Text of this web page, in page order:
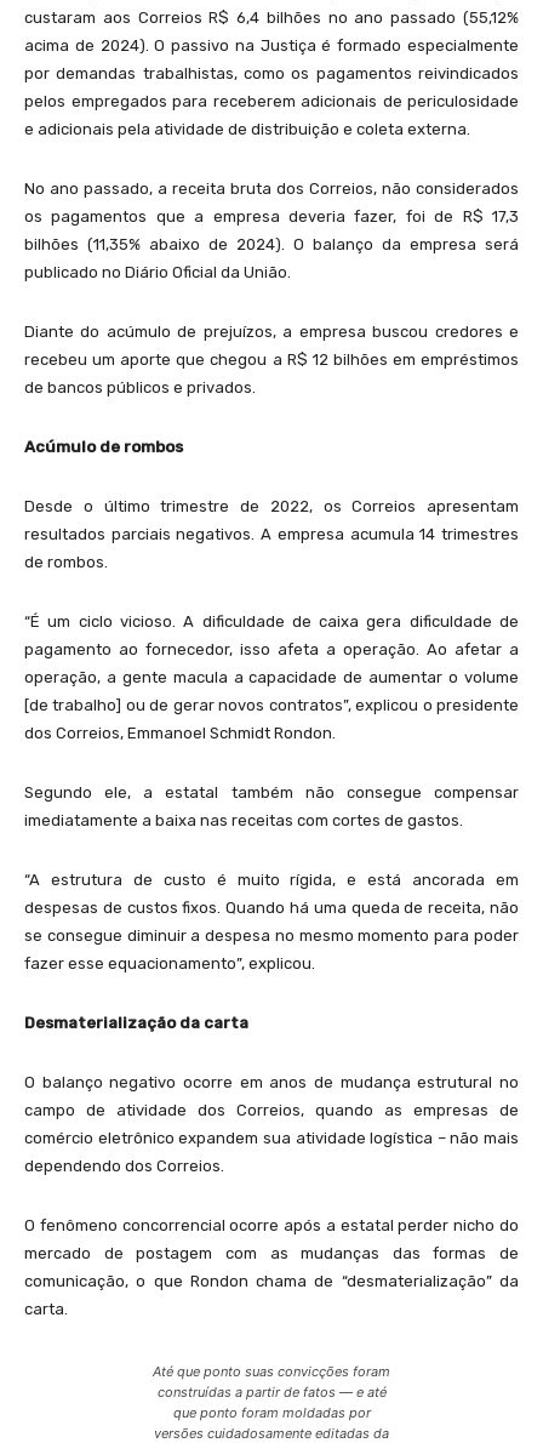
custaram aos Correios R$ 6,4 bilhões no ano passado (55,12%
acima de 2024). O passivo na Justiça é formado especialmente
por demandas trabalhistas, como os pagamentos reivindicados
pelos empregados para receberem adicionais de periculosidade
e adicionais pela atividade de distribuição e coleta externa.
No ano passado, a receita bruta dos Correios, não considerados
os pagamentos que a empresa deveria fazer, foi de R$ 17,3
bilhões (11,35% abaixo de 2024). O balanço da empresa será
publicado no Diário Oficial da União.
Diante do acúmulo de prejuízos, a empresa buscou credores e
recebeu um aporte que chegou a R$ 12 bilhões em empréstimos
de bancos públicos e privados.
Acúmulo de rombos
Desde o último trimestre de 2022, os Correios apresentam
resultados parciais negativos. A empresa acumula 14 trimestres
de rombos.
“É um ciclo vicioso. A dificuldade de caixa gera dificuldade de
pagamento ao fornecedor, isso afeta a operação. Ao afetar a
operação, a gente macula a capacidade de aumentar o volume
[de trabalho] ou de gerar novos contratos”, explicou o presidente
dos Correios, Emmanoel Schmidt Rondon.
Segundo ele, a estatal também não consegue compensar
imediatamente a baixa nas receitas com cortes de gastos.
“A estrutura de custo é muito rígida, e está ancorada em
despesas de custos fixos. Quando há uma queda de receita, não
se consegue diminuir a despesa no mesmo momento para poder
fazer esse equacionamento”, explicou.
Desmaterialização da carta
O balanço negativo ocorre em anos de mudança estrutural no
campo de atividade dos Correios, quando as empresas de
comércio eletrônico expandem sua atividade logística – não mais
dependendo dos Correios.
O fenômeno concorrencial ocorre após a estatal perder nicho do
mercado de postagem com as mudanças das formas de
comunicação, o que Rondon chama de “desmaterialização” da
carta.
Até que ponto suas convicções foram
construídas a partir de fatos — e até
que ponto foram moldadas por
versões cuidadosamente editadas da